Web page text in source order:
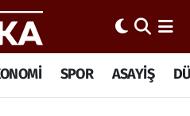
SPOR ASAYİŞ